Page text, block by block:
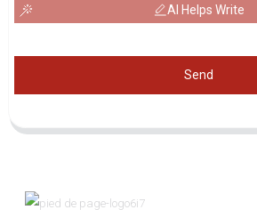
AI Helps Write
Send